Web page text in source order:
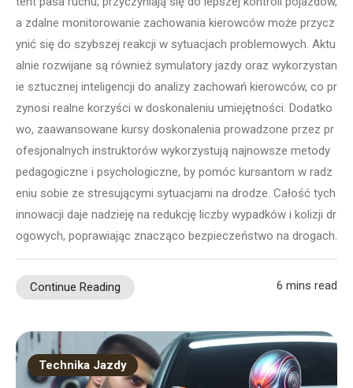
a zdalne monitorowanie zachowania kierowców może przycz
ynić się do szybszej reakcji w sytuacjach problemowych. Aktu
alnie rozwijane są również symulatory jazdy oraz wykorzystan
ie sztucznej inteligencji do analizy zachowań kierowców, co pr
zynosi realne korzyści w doskonaleniu umiejętności. Dodatko
wo, zaawansowane kursy doskonalenia prowadzone przez pr
ofesjonalnych instruktorów wykorzystują najnowsze metody
pedagogiczne i psychologiczne, by pomóc kursantom w radz
eniu sobie ze stresującymi sytuacjami na drodze. Całość tych
innowacji daje nadzieję na redukcję liczby wypadków i kolizji dr
ogowych, poprawiając znacząco bezpieczeństwo na drogach.
Continue Reading 6 mins read
Technika Jazdy